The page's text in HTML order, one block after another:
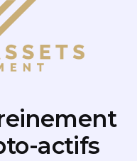
actifs